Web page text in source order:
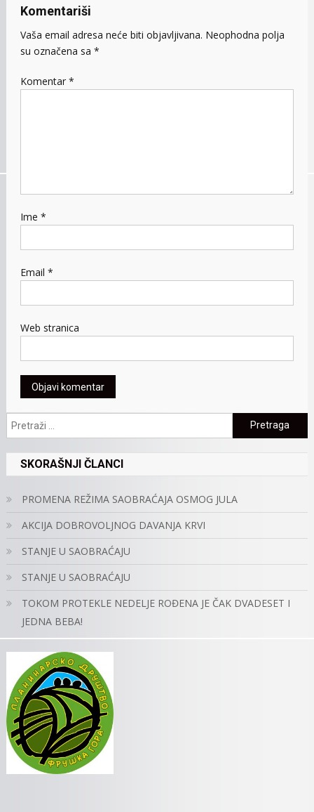
Komentariši
Vaša email adresa neće biti objavljivana. Neophodna polja
su označena sa *
Komentar *
Ime *
Email *
Web stranica
Pretraga:
SKORAŠNJI ČLANCI
PROMENA REŽIMA SAOBRAĆAJA OSMOG JULA
AKCIJA DOBROVOLJNOG DAVANJA KRVI
STANJE U SAOBRAĆAJU
STANJE U SAOBRAĆAJU
TOKOM PROTEKLE NEDELJE ROĐENA JE ČAK DVADESET I
JEDNA BEBA!